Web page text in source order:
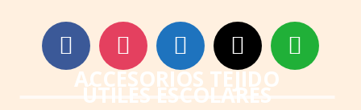
facebook instagram wordpress mail whatsapp
ACCESORIOS TEJIDO
ÚTILES ESCOLARES